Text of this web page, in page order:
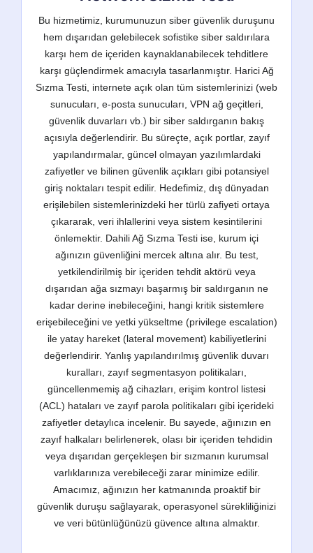
Bu hizmetimiz, kurumunuzun siber güvenlik duruşunu
hem dışarıdan gelebilecek sofistike siber saldırılara
karşı hem de içeriden kaynaklanabilecek tehditlere
karşı güçlendirmek amacıyla tasarlanmıştır. Harici Ağ
Sızma Testi, internete açık olan tüm sistemlerinizi (web
sunucuları, e-posta sunucuları, VPN ağ geçitleri,
güvenlik duvarları vb.) bir siber saldırganın bakış
açısıyla değerlendirir. Bu süreçte, açık portlar, zayıf
yapılandırmalar, güncel olmayan yazılımlardaki
zafiyetler ve bilinen güvenlik açıkları gibi potansiyel
giriş noktaları tespit edilir. Hedefimiz, dış dünyadan
erişilebilen sistemlerinizdeki her türlü zafiyeti ortaya
çıkararak, veri ihlallerini veya sistem kesintilerini
önlemektir. Dahili Ağ Sızma Testi ise, kurum içi
ağınızın güvenliğini mercek altına alır. Bu test,
yetkilendirilmiş bir içeriden tehdit aktörü veya
dışarıdan ağa sızmayı başarmış bir saldırganın ne
kadar derine inebileceğini, hangi kritik sistemlere
erişebileceğini ve yetki yükseltme (privilege escalation)
ile yatay hareket (lateral movement) kabiliyetlerini
değerlendirir. Yanlış yapılandırılmış güvenlik duvarı
kuralları, zayıf segmentasyon politikaları,
güncellenmemiş ağ cihazları, erişim kontrol listesi
(ACL) hataları ve zayıf parola politikaları gibi içerideki
zafiyetler detaylıca incelenir. Bu sayede, ağınızın en
zayıf halkaları belirlenerek, olası bir içeriden tehdidin
veya dışarıdan gerçekleşen bir sızmanın kurumsal
varlıklarınıza verebileceği zarar minimize edilir.
Amacımız, ağınızın her katmanında proaktif bir
güvenlik duruşu sağlayarak, operasyonel sürekliliğinizi
ve veri bütünlüğünüzü güvence altına almaktır.